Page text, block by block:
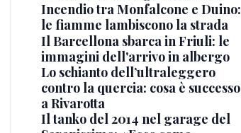
Incendio tra Monfalcone e Duino:
le fiamme lambiscono la strada
Il Barcellona sbarca in Friuli: le
immagini dell'arrivo in albergo
Lo schianto dell’ultraleggero
contro la quercia: cosa è successo
a Rivarotta
Il tanko del 2014 nel garage del